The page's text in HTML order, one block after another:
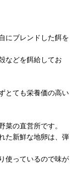
にブレンドした餌を
などを餌給してお
とても栄養価の高い
の直営所です。
た新鮮な地卵は、弾
使っているので味が